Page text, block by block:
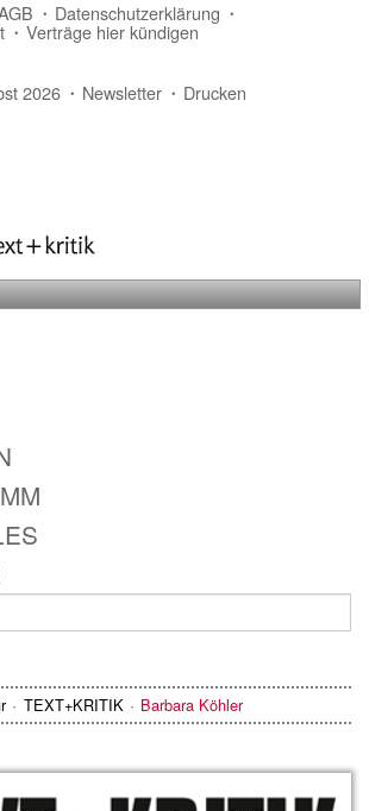
Datenschutzerklärung
Verträge hier kündigen
2026 Newsletter Drucken
TEXT+KRITIK Barbara Köhler